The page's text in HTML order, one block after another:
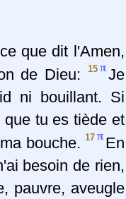
que dit l'Amen,
de Dieu:15 πJe
ni bouillant. Si
que tu es tiède et
bouche.17 π En
besoin de rien,
pauvre, aveugle